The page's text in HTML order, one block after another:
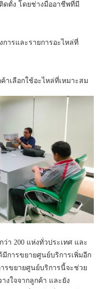
ดตั้ง โดยช่างมืออาชีพที่มี
การและรายการอะไหล่ที่
าเลือกใช้อะไหล่ที่เหมาะสม
า 200 แห่งทั่วประเทศ และ
การขยายศูนย์บริการเพิ่มอีก
รขยายศูนย์บริการนี้จะช่วย
งใจจากลูกค้า และยัง